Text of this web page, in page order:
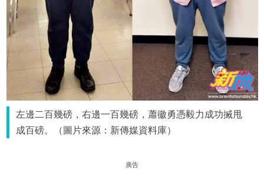
左邊二百幾磅，右邊一百幾磅，蕭徽勇憑毅力成功搣甩
成百磅。（圖片來源：新傳媒資料庫）
廣告